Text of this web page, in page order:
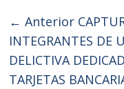
← Anterior
INTEGRANTES DE
DELICTIVA
TARJETAS